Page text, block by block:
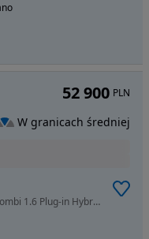
1598 cm3 • 158 KM • Renault Megane IV Kombi 1.6 Plug-in Hybrid 160 KM | MASAŻ | FV MARŻA
52 900 PLN
W granicach średniej